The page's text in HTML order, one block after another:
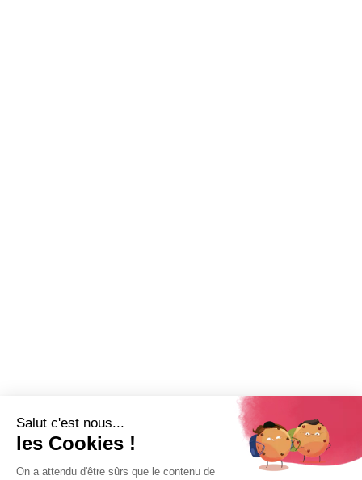
Salut c'est nous...
les Cookies !
On a attendu d'être sûrs que le contenu de